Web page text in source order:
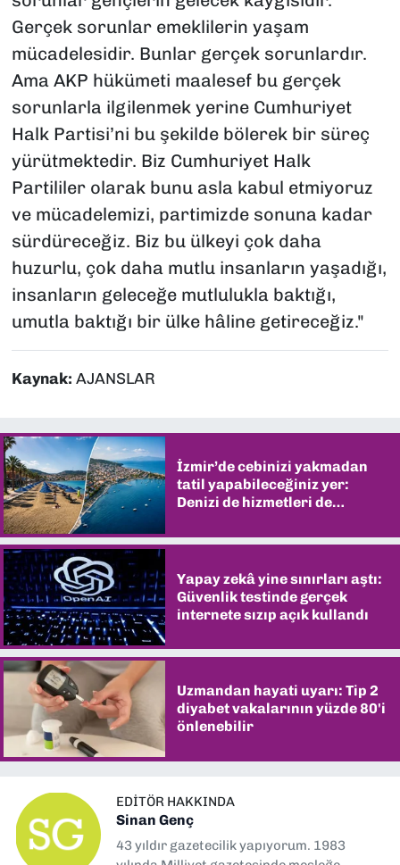
Gerçek sorunlar emeklilerin yaşam
mücadelesidir. Bunlar gerçek sorunlardır.
Ama AKP hükümeti maalesef bu gerçek
sorunlarla ilgilenmek yerine Cumhuriyet
Halk Partisi’ni bu şekilde bölerek bir süreç
yürütmektedir. Biz Cumhuriyet Halk
Partililer olarak bunu asla kabul etmiyoruz
ve mücadelemizi, partimizde sonuna kadar
sürdüreceğiz. Biz bu ülkeyi çok daha
huzurlu, çok daha mutlu insanların yaşadığı,
insanların geleceğe mutlulukla baktığı,
umutla baktığı bir ülke hâline getireceğiz."
Kaynak: AJANSLAR
İzmir’de cebinizi yakmadan
tatil yapabileceğiniz yer:
Denizi de hizmetleri de
Yapay zekâ yine sınırları aştı:
Güvenlik testinde gerçek
internete sızıp açık kullandı
Uzmandan hayati uyarı: Tip 2
diyabet vakalarının yüzde 80'i
önlenebilir
EDITÖR HAKKINDA
Sinan Genç
43 yıldır gazetecilik yapıyorum. 1983